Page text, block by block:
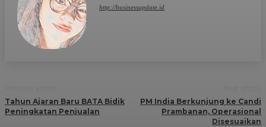
http://businessupdate.id
Tahun Ajaran Baru BATA Bidik
Peningkatan Penjualan
PM India Berkunjung ke Candi
Prambanan, Operasional
Disesuaikan